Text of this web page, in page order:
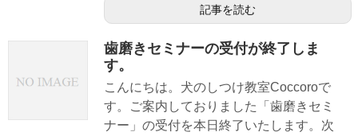
記事を読む
歯磨きセミナーの受付が終了しま
す。
こんにちは。犬のしつけ教室Coccoroで
す。ご案内しておりました「歯磨きセミ
ナー」の受付を本日終了いたします。次